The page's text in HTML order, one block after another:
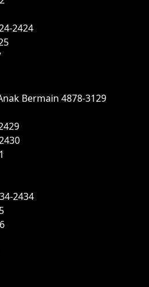
2424
Bermain 4878-3129
2434